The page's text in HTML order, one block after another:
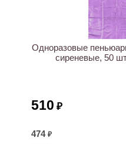
Одноразовые
сиреневые, 50
510 ₽
474 ₽